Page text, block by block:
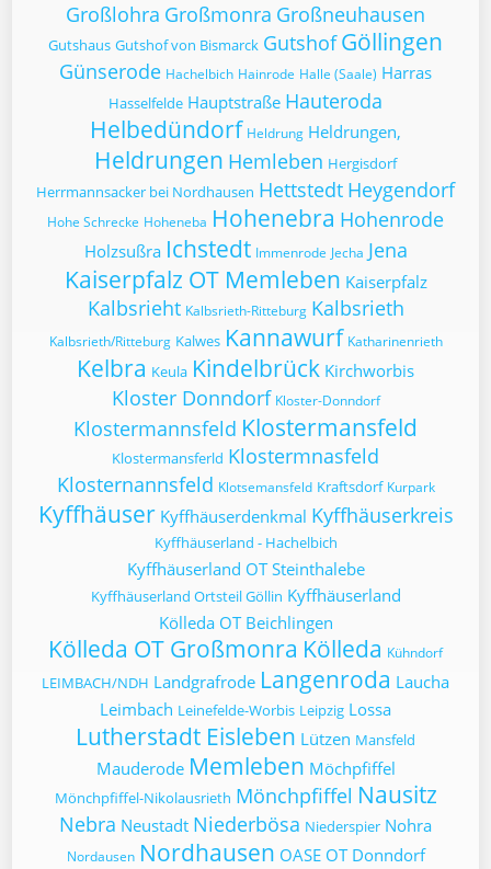
Großlohra Großmonra Großneuhausen
Gutshaus Gutshof von Bismarck Gutshof Göllingen
Günserode Hachelbich Hainrode Halle (Saale) Harras
Hasselfelde Hauptstraße Hauteroda
Helbedündorf Heldrung Heldrungen,
Heldrungen Hemleben Hergisdorf
Herrmannsacker bei Nordhausen Hettstedt Heygendorf
Hohe Schrecke Hoheneba Hohenebra Hohenrode
Holzsußra Ichstedt Immenrode Jecha Jena
Kaiserpfalz OT Memleben Kaiserpfalz
Kalbsrieht Kalbsrieth-Ritteburg Kalbsrieth
Kalbsrieth/Ritteburg Kalwes Kannawurf Katharinenrieth
Kelbra Keula Kindelbrück Kirchworbis
Kloster Donndorf Kloster-Donndorf
Klostermannsfeld Klostermansfeld
Klostermansferld Klostermnasfeld
Klosternannsfeld Klotsemansfeld Kraftsdorf Kurpark
Kyffhäuser Kyffhäuserdenkmal Kyffhäuserkreis
Kyffhäuserland - Hachelbich
Kyffhäuserland OT Steinthalebe
Kyffhäuserland Ortsteil Göllin Kyffhäuserland
Kölleda OT Beichlingen
Kölleda OT Großmonra Kölleda Kühndorf
LEIMBACH/NDH Landgrafrode Langenroda Laucha
Leimbach Leinefelde-Worbis Leipzig Lossa
Lutherstadt Eisleben Lützen Mansfeld
Mauderode Memleben Möchpfiffel
Mönchpfiffel-Nikolausrieth Mönchpfiffel Nausitz
Nebra Neustadt Niederbösa Niederspier Nohra
Nordausen Nordhausen OASE OT Donndorf